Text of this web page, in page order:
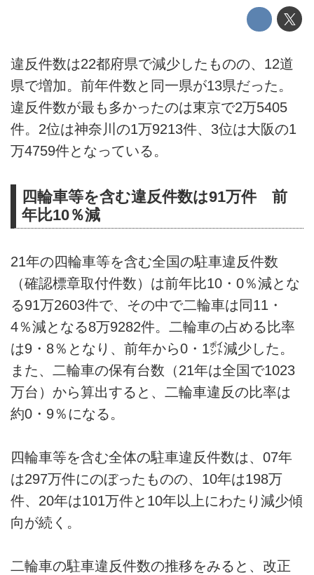
違反件数は22都府県で減少したものの、12道
県で増加。前年件数と同一県が13県だった。
違反件数が最も多かったのは東京で2万5405
件。2位は神奈川の1万9213件、3位は大阪の1
万4759件となっている。
四輪車等を含む違反件数は91万件 前
年比10％減
21年の四輪車等を含む全国の駐車違反件数
（確認標章取付件数）は前年比10・0％減とな
る91万2603件で、その中で二輪車は同11・
4％減となる8万9282件。二輪車の占める比率
は9・8％となり、前年から0・1㌽減少した。
また、二輪車の保有台数（21年は全国で1023
万台）から算出すると、二輪車違反の比率は
約0・9％になる。
四輪車等を含む全体の駐車違反件数は、07年
は297万件にのぼったものの、10年は198万
件、20年は101万件と10年以上にわたり減少傾
向が続く。
二輪車の駐車違反件数の推移をみると、改正